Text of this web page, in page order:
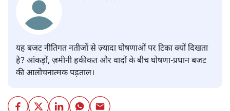
यह बजट नीतिगत नतीजों से ज़्यादा घोषणाओं पर टिका क्यों दिखता
है? आंकड़ों, ज़मीनी हकीकत और वादों के बीच घोषणा-प्रधान बजट
की आलोचनात्मक पड़ताल।